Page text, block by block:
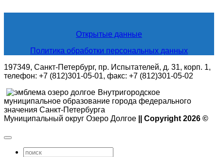
Открытые данные
Политика обработки персональных данных
197349, Санкт-Петербург, пр. Испытателей, д. 31, корп. 1,
телефон: +7 (812)301-05-01, факс: +7 (812)301-05-02
Внутригородское
муниципальное образование города федерального
значения Санкт-Петербурга
Муниципальный округ Озеро Долгое
|| Copyright 2026 ©